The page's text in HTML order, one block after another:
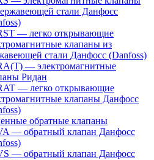
стали Данфосс
— легко открывающие
клапаны из
стали Данфосс (Danfoss)
— электромагнитные
Ридан
— легко открывающие
клапаны Данфосс
обратные клапаны
— обратный клапан Данфосс
— обратный клапан Данфосс